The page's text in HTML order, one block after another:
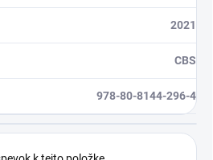
2021
CBS
978-80-8144-296-4